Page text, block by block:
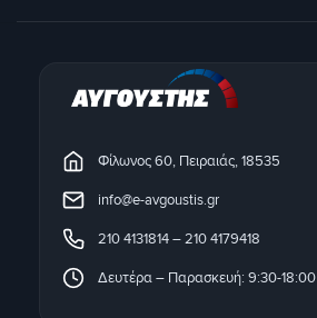
Φίλωνος 60, Πειραιάς, 18535
info@e-avgoustis.gr
210 4131814–210 4179418
Δευτέρα – Παρασκευή: 9:30-18:00